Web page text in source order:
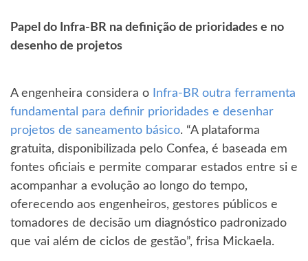
Papel do Infra-BR na definição de prioridades e no
desenho de projetos
A engenheira considera o Infra-BR outra ferramenta
fundamental para definir prioridades e desenhar
projetos de saneamento básico. “A plataforma
gratuita, disponibilizada pelo Confea, é baseada em
fontes oficiais e permite comparar estados entre si e
acompanhar a evolução ao longo do tempo,
oferecendo aos engenheiros, gestores públicos e
tomadores de decisão um diagnóstico padronizado
que vai além de ciclos de gestão”, frisa Mickaela.